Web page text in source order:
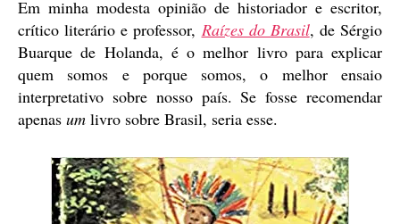
Em minha modesta opinião de historiador e escritor,
crítico literário e professor, Raízes do Brasil, de Sérgio
Buarque de Holanda, é o melhor livro para explicar
quem somos e porque somos, o melhor ensaio
interpretativo sobre nosso país. Se fosse recomendar
apenas um livro sobre Brasil, seria esse.